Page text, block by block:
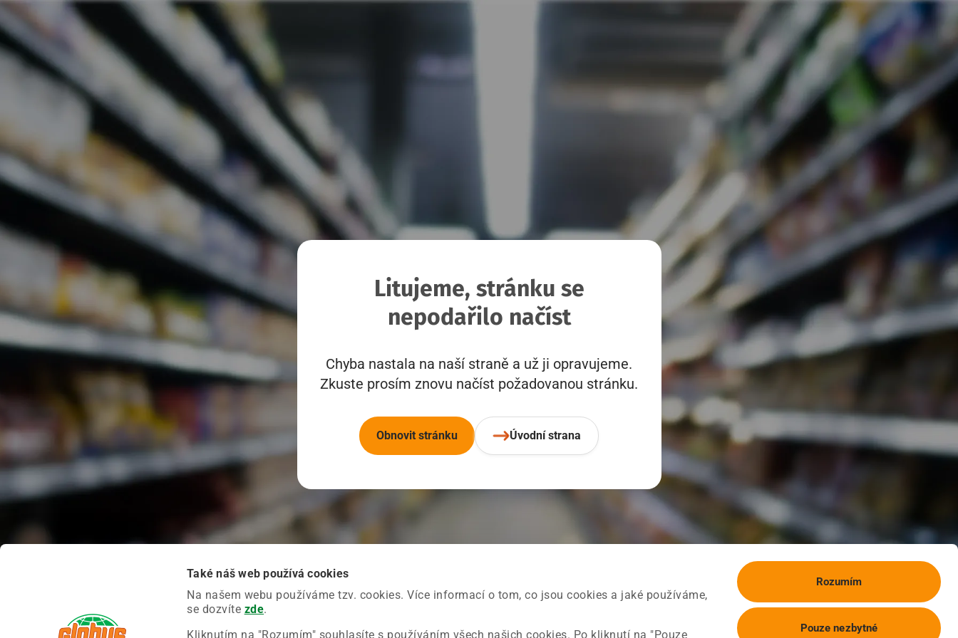
Také náš web používá cookies
Na našem webu používáme tzv. cookies. Více informací o tom, co jsou cookies a jaké používáme,
se dozvíte zde.
Kliknutím na "Rozumím" souhlasíte s používáním všech našich cookies. Po kliknutí na "Pouze
Rozumím
Pouze nezbytné
Litujeme, stránku se
nepodařilo načíst
Chyba nastala na naší straně a už ji opravujeme.
Zkuste prosím znovu načíst požadovanou stránku.
Obnovit stránku Úvodní strana